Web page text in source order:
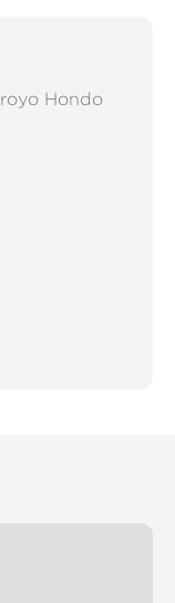
Hondo